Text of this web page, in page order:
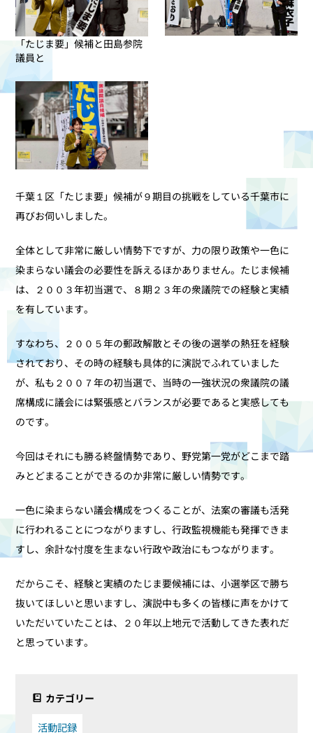
「たじま要」候補と田島参院
議員と
千葉１区「たじま要」候補が９期目の挑戦をしている千葉市に
再びお伺いしました。
全体として非常に厳しい情勢下ですが、力の限り政策や一色に
染まらない議会の必要性を訴えるほかありません。たじま候補
は、２００３年初当選で、８期２３年の衆議院での経験と実績
を有しています。
すなわち、２００５年の郵政解散とその後の選挙の熱狂を経験
されており、その時の経験も具体的に演説でふれていました
が、私も２００７年の初当選で、当時の一強状況の衆議院の議
席構成に議会には緊張感とバランスが必要であると実感しても
のです。
今回はそれにも勝る終盤情勢であり、野党第一党がどこまで踏
みとどまることができるのか非常に厳しい情勢です。
一色に染まらない議会構成をつくることが、法案の審議も活発
に行われることにつながりますし、行政監視機能も発揮できま
すし、余計な忖度を生まない行政や政治にもつながります。
だからこそ、経験と実績のたじま要候補には、小選挙区で勝ち
抜いてほしいと思いますし、演説中も多くの皆様に声をかけて
いただいていたことは、２０年以上地元で活動してきた表れだ
と思っています。
カテゴリー
活動記録